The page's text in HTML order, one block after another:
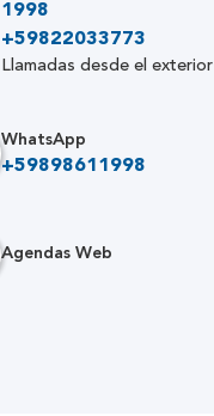
1998
+59822033773
Llamadas desde el exterior
WhatsApp
+59898611998
Agendas Web